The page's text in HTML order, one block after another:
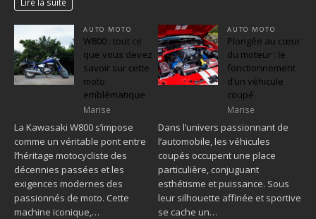
AUTO MOTO
W800 : tout ce
que vous devez
savoir sur cette
moto
emblématique
Marise
La Kawasaki W800 s’impose
comme un véritable pont entre
l’héritage motocycliste des
décennies passées et les
exigences modernes des
passionnés de moto. Cette
machine iconique,…
AUTO MOTO
Plongée au cœur
du moteur : le
fonctionnement
d’un véhicule
coupé
Marise
Dans l’univers passionnant de
l’automobile, les véhicules
coupés occupent une place
particulière, conjuguant
esthétisme et puissance. Sous
leur silhouette affinée et sportive
se cache un…